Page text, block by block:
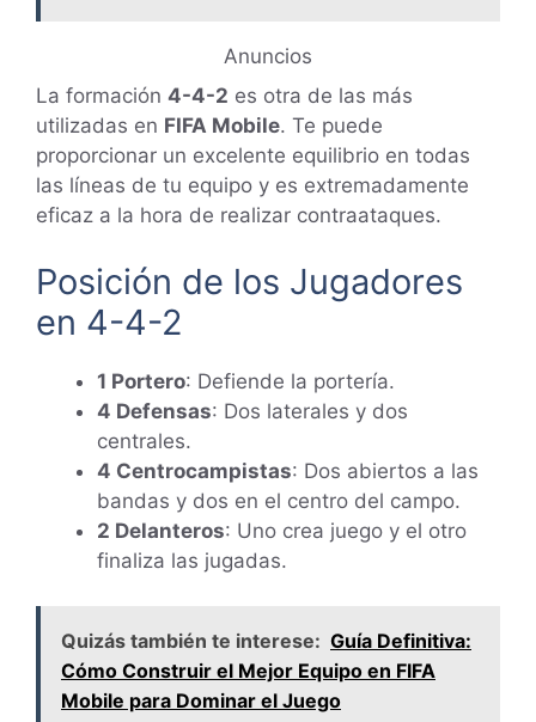
Anuncios
La formación 4-4-2 es otra de las más
utilizadas en FIFA Mobile. Te puede
proporcionar un excelente equilibrio en todas
las líneas de tu equipo y es extremadamente
eficaz a la hora de realizar contraataques.
Posición de los Jugadores
en 4-4-2
1 Portero: Defiende la portería.
4 Defensas: Dos laterales y dos
centrales.
4 Centrocampistas: Dos abiertos a las
bandas y dos en el centro del campo.
2 Delanteros: Uno crea juego y el otro
finaliza las jugadas.
Quizás también te interese: Guía Definitiva:
Cómo Construir el Mejor Equipo en FIFA
Mobile para Dominar el Juego